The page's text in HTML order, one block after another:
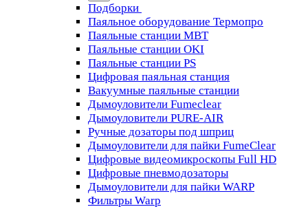
Подборки
Паяльное оборудование Термопро
Паяльные станции MBT
Паяльные станции OKI
Паяльные станции PS
Цифровая паяльная станция
Вакуумные паяльные станции
Дымоуловители Fumeclear
Дымоуловители PURE-AIR
Ручные дозаторы под шприц
Дымоуловители для пайки FumeClear
Цифровые видеомикроскопы Full HD
Цифровые пневмодозаторы
Дымоуловители для пайки WARP
Фильтры Warp